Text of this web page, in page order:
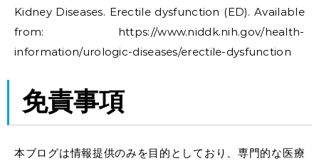
Kidney Diseases. Erectile dysfunction (ED). Available
from: https://www.niddk.nih.gov/health-
information/urologic-diseases/erectile-dysfunction
免責事項
本ブログは情報提供のみを目的としており、専門的な医療